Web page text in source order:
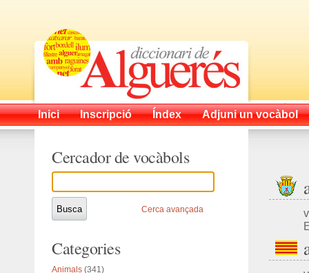
Inici Inscripció Índex Adjuni un vocàbol
Cercador de vocàbols
Cerca avançada
Categories
Animals (341)